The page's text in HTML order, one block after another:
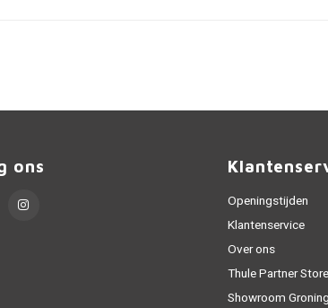
ons
Openingstijden
Klantenservice
Over ons
Thule Partner Store
Showroom